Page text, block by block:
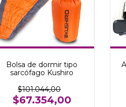
Bolsa de dormir tipo
sarcófago Kushiro
$101.044,00
$67.354,00